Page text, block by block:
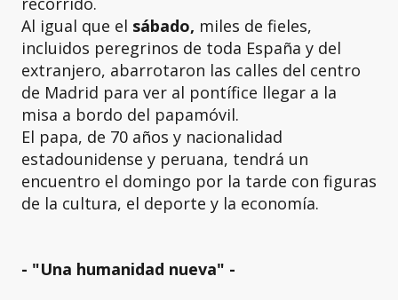
Al igual que el sábado, miles de fieles,
incluidos peregrinos de toda España y del
extranjero, abarrotaron las calles del centro
de Madrid para ver al pontífice llegar a la
misa a bordo del papamóvil.
El papa, de 70 años y nacionalidad
estadounidense y peruana, tendrá un
encuentro el domingo por la tarde con figuras
de la cultura, el deporte y la economía.
- "Una humanidad nueva" -